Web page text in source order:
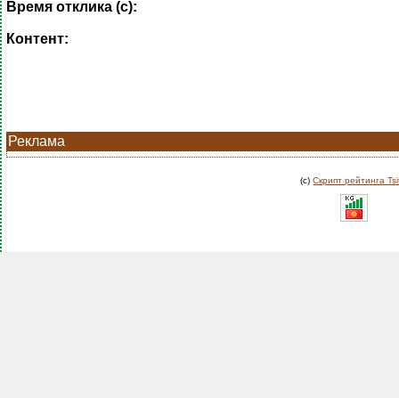
Время отклика (с):
Контент:
Реклама
(c)Скрипт рейтинга